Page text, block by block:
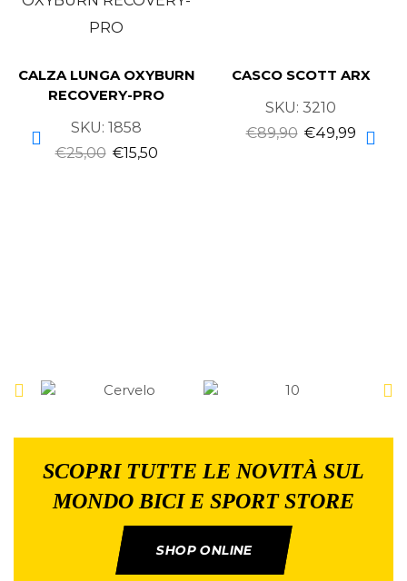
CALZA LUNGA OXYBURN
RECOVERY-PRO
SKU: 1858
€25,00 €15,50
CASCO SCOTT ARX
SKU: 3210
€89,90 €49,99
SCOPRI TUTTE LE NOVITÀ SUL
MONDO BICI E SPORT STORE
SHOP ONLINE